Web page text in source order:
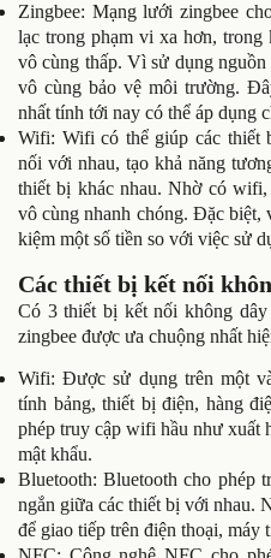
Zingbee: Mạng lưới zingbee
lạc trong phạm vi xa hơn,
vô cùng thấp. Vì sử dụng
vô cùng bảo vệ môi trường.
nhất tính tới nay có thể áp dụng
Wifi: Wifi có thể giúp các thiết
nối với nhau, tạo khả năng
thiết bị khác nhau. Nhờ có
vô cùng nhanh chóng. Đặc biệt,
kiệm một số tiền so với việc sử
Các thiết bị kết nối
Có 3 thiết bị kết nối không
zingbee được ưa chuộng nhất
Wifi: Được sử dụng trên một
tính bảng, thiết bị điện, hàng
phép truy cập wifi hầu như xuất
mật khẩu.
Bluetooth: Bluetooth cho phép
ngắn giữa các thiết bị với nhau.
để giao tiếp trên điện thoại,